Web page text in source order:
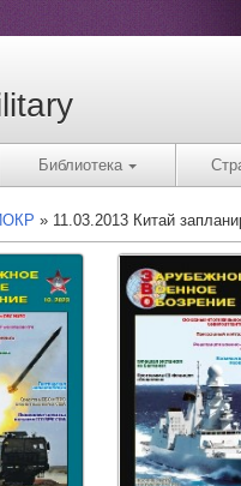
Библиотека
11.03.2013 Китай